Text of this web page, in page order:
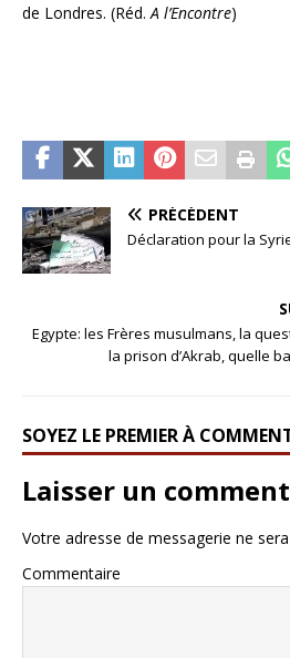
de Londres. (Réd. A l’Encontre)
PRÉCÉDENT
Déclaration pour la
Egypte: les Frères musulmans, la
la prison d’Akrab, quelle
SOYEZ LE PREMIER À
Laisser un
Votre adresse de messagerie ne
Commentaire